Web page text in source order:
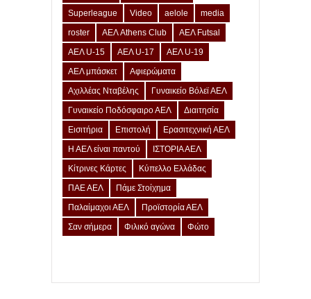
Superleague
Video aelole
media
roster
ΑΕΛ Athens Club
ΑΕΛ Futsal
ΑΕΛ U-15
ΑΕΛ U-17
ΑΕΛ U-19
ΑΕΛ μπάσκετ
Αφιερώματα
Αχιλλέας Νταβέλης
Γυναικείο Βόλεϊ ΑΕΛ
Γυναικείο Ποδόσφαιρο ΑΕΛ
Διαιτησία
Εισιτήρια
Επιστολή
Ερασιτεχνική ΑΕΛ
Η ΑΕΛ είναι παντού
ΙΣΤΟΡΙΑ ΑΕΛ
Κίτρινες Κάρτες
Κύπελλο Ελλάδας
ΠΑΕ ΑΕΛ
Πάμε Στοίχημα
Παλαίμαχοι ΑΕΛ
Προϊστορία ΑΕΛ
Σαν σήμερα
Φιλικό αγώνα Φώτο